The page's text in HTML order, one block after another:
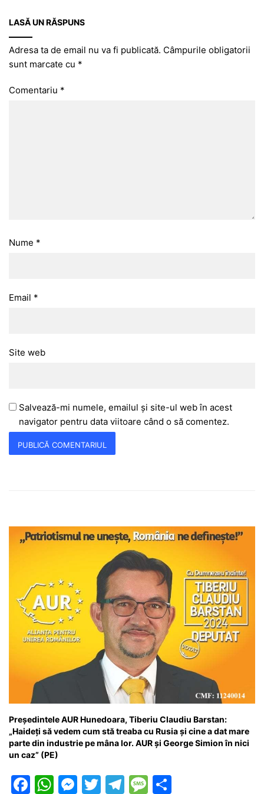
LASĂ UN RĂSPUNS
Adresa ta de email nu va fi publicată. Câmpurile obligatorii
sunt marcate cu *
Comentariu *
Nume *
Email *
Site web
Salvează-mi numele, emailul și site-ul web în acest
navigator pentru data viitoare când o să comentez.
Președintele AUR Hunedoara, Tiberiu Claudiu Barstan:
„Haideți să vedem cum stă treaba cu Rusia și cine a dat mare
parte din industrie pe mâna lor. AUR și George Simion în nici
un caz” (PE)
F
W M T
T
M